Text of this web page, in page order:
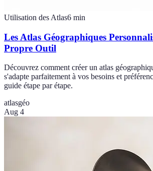
Utilisation des Atlas6 min
Les Atlas Géographiques
Propre Outil
Découvrez comment créer un atlas
s'adapte parfaitement à vos besoins et
guide étape par étape.
atlasgéo
Aug 4